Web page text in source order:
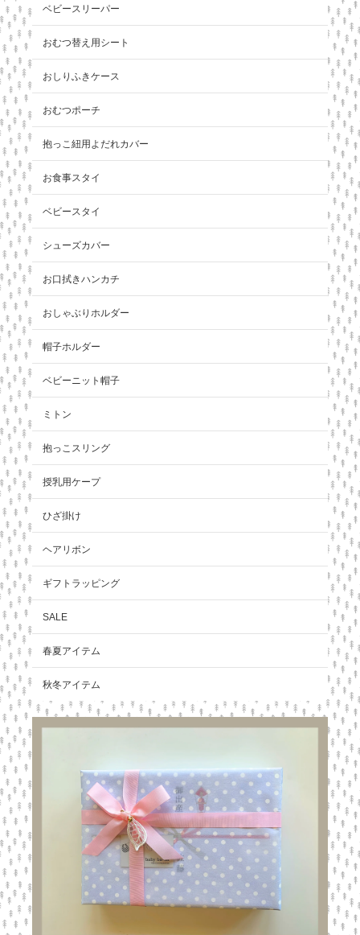
ベビースリーパー
おむつ替え用シート
おしりふきケース
おむつポーチ
抱っこ紐用よだれカバー
お食事スタイ
ベビースタイ
シューズカバー
お口拭きハンカチ
おしゃぶりホルダー
帽子ホルダー
ベビーニット帽子
ミトン
抱っこスリング
授乳用ケープ
ひざ掛け
ヘアリボン
ギフトラッピング
SALE
春夏アイテム
秋冬アイテム